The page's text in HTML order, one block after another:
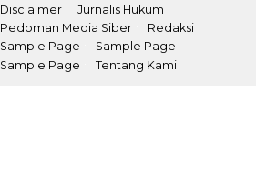
Disclaimer
Jurnalis Hukum
Pedoman Media Siber
Redaksi
Sample Page
Sample Page
Sample Page
Tentang Kami